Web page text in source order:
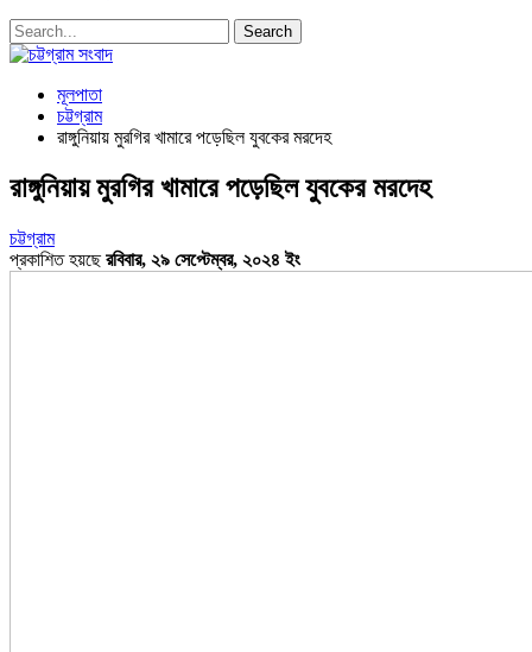
মূলপাতা
চট্টগ্রাম
রাঙ্গুনিয়ায় মুরগির খামারে পড়েছিল যুবকের মরদেহ
রাঙ্গুনিয়ায় মুরগির খামারে পড়েছিল যুবকের মরদেহ
চট্টগ্রাম
প্রকাশিত হয়ছেরবিবার, ২৯ সেপ্টেম্বর, ২০২৪ ইং